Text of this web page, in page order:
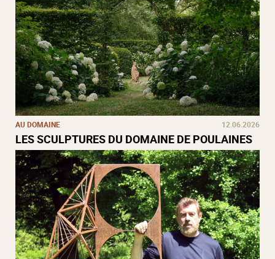
AU DOMAINE 12.06.2026
LES SCULPTURES DU DOMAINE DE POULAINES